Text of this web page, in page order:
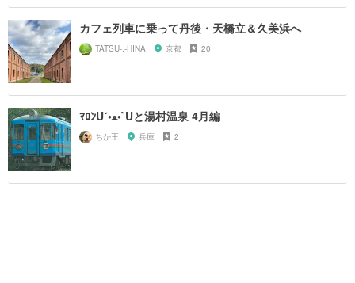
カフェ列車に乗って丹後・天橋立＆久美浜へ
TATSU-.-HINA 京都 20
ﾏﾛﾝU´•ﻌ•`Uと湯村温泉 4月編
ちか王 兵庫 2